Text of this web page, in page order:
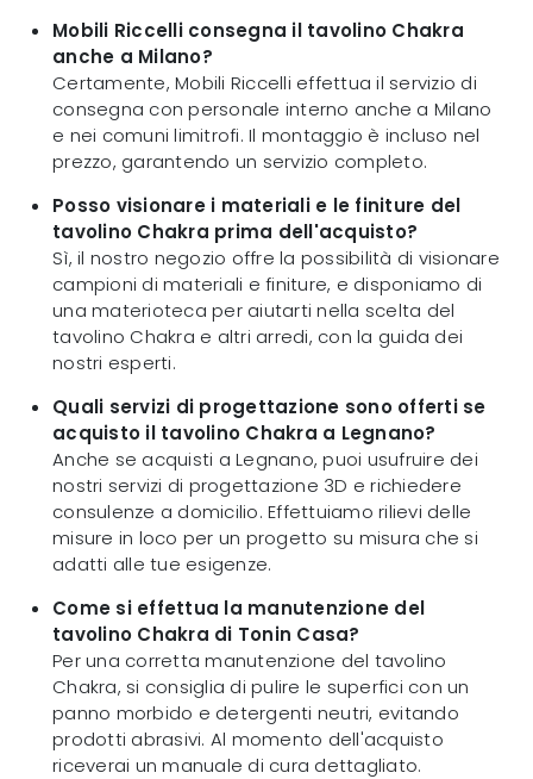
Mobili Riccelli consegna il tavolino Chakra
anche a Milano?
Certamente, Mobili Riccelli effettua il servizio di
consegna con personale interno anche a Milano
e nei comuni limitrofi. Il montaggio è incluso nel
prezzo, garantendo un servizio completo.
Posso visionare i materiali e le finiture del
tavolino Chakra prima dell'acquisto?
Sì, il nostro negozio offre la possibilità di visionare
campioni di materiali e finiture, e disponiamo di
una materioteca per aiutarti nella scelta del
tavolino Chakra e altri arredi, con la guida dei
nostri esperti.
Quali servizi di progettazione sono offerti se
acquisto il tavolino Chakra a Legnano?
Anche se acquisti a Legnano, puoi usufruire dei
nostri servizi di progettazione 3D e richiedere
consulenze a domicilio. Effettuiamo rilievi delle
misure in loco per un progetto su misura che si
adatti alle tue esigenze.
Come si effettua la manutenzione del
tavolino Chakra di Tonin Casa?
Per una corretta manutenzione del tavolino
Chakra, si consiglia di pulire le superfici con un
panno morbido e detergenti neutri, evitando
prodotti abrasivi. Al momento dell'acquisto
riceverai un manuale di cura dettagliato.